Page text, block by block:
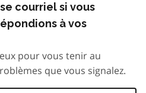
courriel si vous
à vos
pour vous tenir au
que vous signalez.